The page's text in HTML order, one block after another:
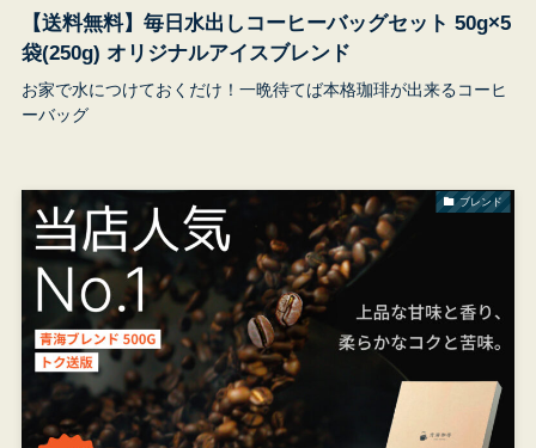
【送料無料】毎日水出しコーヒーバッグセット 50g×5
袋(250g) オリジナルアイスブレンド
お家で水につけておくだけ！一晩待てば本格珈琲が出来るコーヒ
ーバッグ
ブレンド